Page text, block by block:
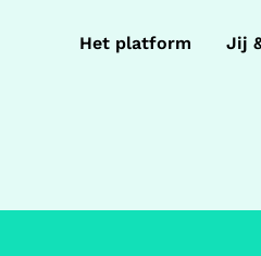
Het platform Jij